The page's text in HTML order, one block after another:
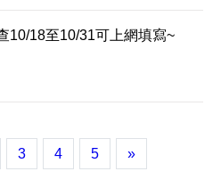
10/18至10/31可上網填寫~
3 4 5 »